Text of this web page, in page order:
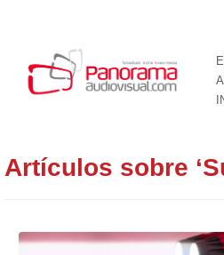
Artículos sobre